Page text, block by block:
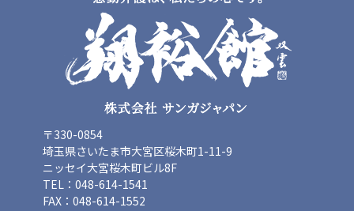
〒330-0854
埼玉県さいたま市大宮区桜木町1-11-9
ニッセイ大宮桜木町ビル8F
TEL：048-614-1541
FAX：048-614-1552